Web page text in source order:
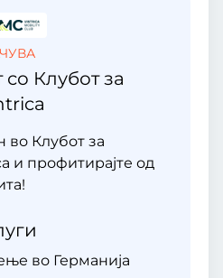
Клубот за
во Клубот за
и профитирајте од
во Германија